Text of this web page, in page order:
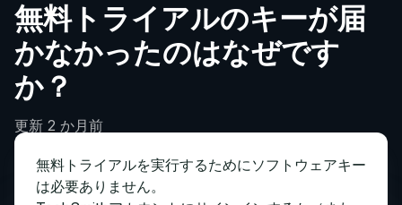
無料トライアルのキーが届
かなかったのはなぜです
か？
更新 2 か月前
無料トライアルを実行するためにソフトウェアキー
は必要ありません。